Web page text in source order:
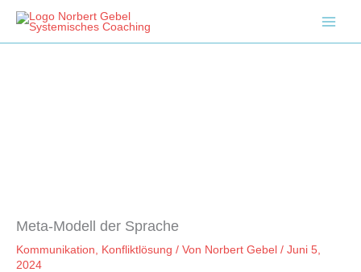
Meta-Modell der Sprache
Kommunikation, Konfliktlösung / Von Norbert Gebel / Juni 5,
2024